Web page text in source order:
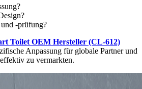
-prüfung?
Toilet OEM Hersteller (CL-612)
Anpassung für globale Partner und
zu vermarkten.